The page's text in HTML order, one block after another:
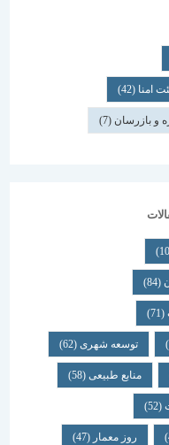
(7)
شهری(62)
طبیعی(58)
معمار(47)